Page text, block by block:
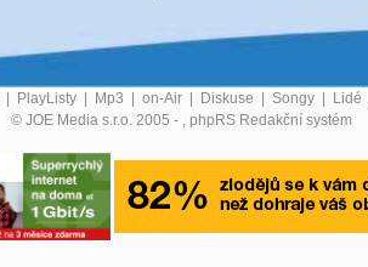
PlayListy Mp3 on-Air Diskuse Songy Lidé
© JOE Media s.r.o. 2005 - , phpRS Redakční systém